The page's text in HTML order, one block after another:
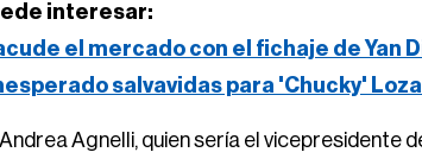
interesar:
el mercado con el fichaje de Yan
salvavidas para 'Chucky'
Agnelli, quien sería el vicepresidente